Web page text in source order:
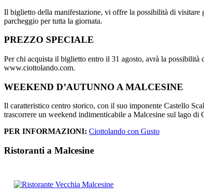
Il biglietto della manifestazione, vi offre la possibilità di visitare
parcheggio per tutta la giornata.
PREZZO SPECIALE
Per chi acquista il biglietto entro il 31 agosto, avrà la
www.ciottolando.com.
WEEKEND D’AUTUNNO A MALCESINE
Il caratteristico centro storico, con il suo imponente Castello
trascorrere un weekend indimenticabile a Malcesine sul lago di
PER INFORMAZIONI: Ciottolando con Gusto
Ristoranti a Malcesine